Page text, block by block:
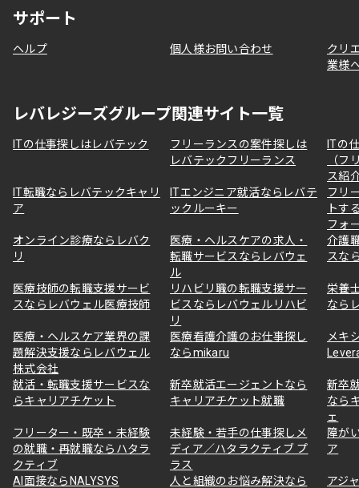
サポート
ヘルプ 個人様お問い合わせ
クリ
業様
レバレジーズグループ関連サイト一覧
ITの仕事探しはレバテック
フリーランスの案件探しは
レバテックフリーランス
ITの
（フ
ス紹
IT転職ならレバテックキャリ
ア
ITエンジニア就活ならレバテ
ックルーキー
フリ
トす
フォ
オンライン診療ならレバク
リ
医療・ヘルスケアの求人・
転職サービスならレバウェ
ル
介護
スな
医療技師の転職支援サービ
スならレバウェル医療技師
リハビリ職の転職支援サー
ビスならレバウェルリハビ
リ
栄養
なら
医療・ヘルスケア業界の課
題解決支援ならレバウェル
株式会社
医療看護介護のお仕事探し
ならmikaru
メキ
就活・転職支援サービスな
らキャリアチケット
新卒就活エージェントなら
キャリアチケット就職
新卒
なら
ェ
フリーター・既卒・未経験
の就職・再就職ならハタラ
クティブ
未経験・若手の仕事探しメ
ディア／ハタラクティブ プ
ラス
障が
ア
AI面接ならNALYSYS
人と組織のお悩み解決なら
アジ